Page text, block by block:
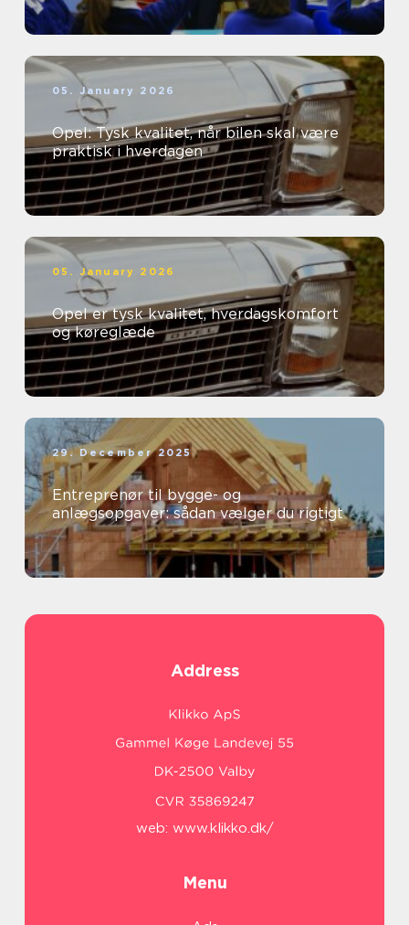
05. January 2026
Opel: Tysk kvalitet, når bilen skal være
praktisk i hverdagen
05. January 2026
Opel er tysk kvalitet, hverdagskomfort
og køreglæde
29. December 2025
Entreprenør til bygge- og
anlægsopgaver: sådan vælger du rigtigt
Address
web: www.klikko.dk/
Menu